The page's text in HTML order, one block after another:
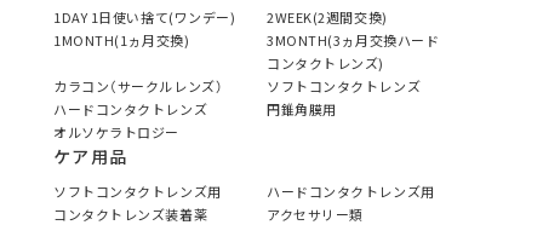
1DAY 1日使い捨て(ワンデー)
2WEEK(2週間交換)
1MONTH(1ヵ月交換)
3MONTH(3ヵ月交換ハード
コンタクトレンズ)
カラコン（サークルレンズ）
ソフトコンタクトレンズ
ハードコンタクトレンズ
円錐角膜用
オルソケラトロジー
ケア用品
ソフトコンタクトレンズ用
ハードコンタクトレンズ用
コンタクトレンズ装着薬
アクセサリー類